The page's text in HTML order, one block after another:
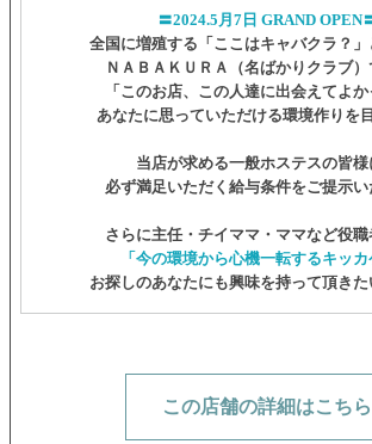
〓2024.5月7日 GRAND OPEN
全国に増殖する「ここはキャバクラ？」
ＮＡＢＡＫＵＲＡ（名ばかりクラブ）
「このお店、この人達に出会えてよか
あなたに思っていただける環境作りを
当店が求める一般ホステスの皆様
必ず満足いただく給与条件をご提示
さらに主任・チイママ・ママなど役職
「今の環境から心機一転するキッカ
お探しのあなたにも興味を持って頂き
この店舗の詳細はこちら